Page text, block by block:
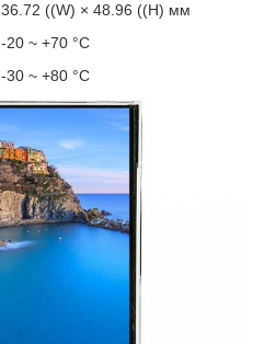
36.72 ((W) × 48.96 ((H) мм
-20 ~ +70 °C
-30 ~ +80 °C